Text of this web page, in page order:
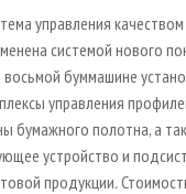
управления
системой нового
буммашине
управления
бумажного полотна, а
устройство и
продукции.